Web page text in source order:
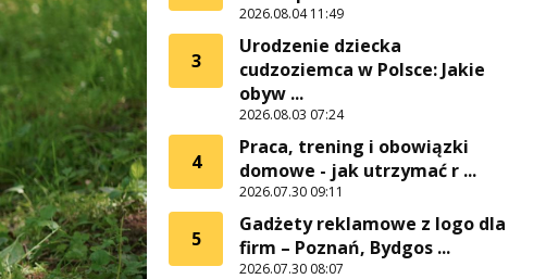
2026.08.04 11:49
3
Urodzenie dziecka
cudzoziemca w Polsce: Jakie
obyw ...
2026.08.03 07:24
4
Praca, trening i obowiązki
domowe - jak utrzymać r ...
2026.07.30 09:11
5
Gadżety reklamowe z logo dla
firm – Poznań, Bydgos ...
2026.07.30 08:07